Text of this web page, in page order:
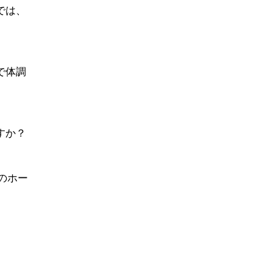
、
体調
か？
ホー